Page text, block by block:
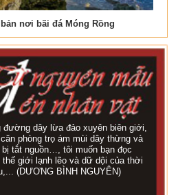
nơi bãi đá Móng Rồng
đường dây lừa đảo xuyên biên giới,
phòng trọ ám mùi dây thừng và
bị tắt nguồn…, tôi muốn bạn đọc
giới lạnh lẽo và dữ dội của thời
(DƯƠNG BÌNH NGUYÊN)